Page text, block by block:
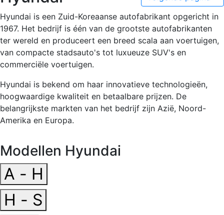
Hyundai is een Zuid-Koreaanse autofabrikant opgericht in
1967. Het bedrijf is één van de grootste autofabrikanten
ter wereld en produceert een breed scala aan voertuigen,
van compacte stadsauto's tot luxueuze SUV's en
commerciële voertuigen.
Hyundai is bekend om haar innovatieve technologieën,
hoogwaardige kwaliteit en betaalbare prijzen. De
belangrijkste markten van het bedrijf zijn Azië, Noord-
Amerika en Europa.
Modellen Hyundai
A - H
H - S